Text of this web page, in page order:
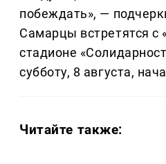
побеждать», —
Самарцы встретятся с
стадионе
субботу, 8 августа,
Читайте также: